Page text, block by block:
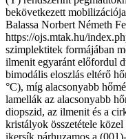
bekövetkezett
Balassa Norbert Németh
https://ojs.mtak.hu/
szimplektitek formájában
ilmenit egya­ránt előfordul
bimodális eloszlás eltérő
°C), míg alacsonyabb
lamellák az alacsonyabb
diopszid, az il­me­nit és a
kristályok összetétele
ikersík párhuzamos a